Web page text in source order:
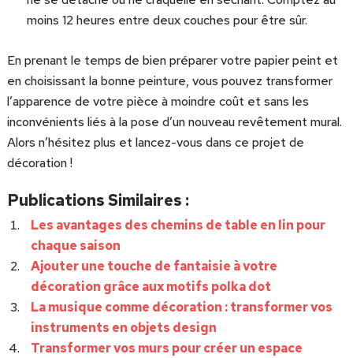
moins 12 heures entre deux couches pour être sûr.
En prenant le temps de bien préparer votre papier peint et
en choisissant la bonne peinture, vous pouvez transformer
l’apparence de votre pièce à moindre coût et sans les
inconvénients liés à la pose d’un nouveau revêtement mural.
Alors n’hésitez plus et lancez-vous dans ce projet de
décoration !
Publications Similaires :
Les avantages des chemins de table en lin pour
chaque saison
Ajouter une touche de fantaisie à votre
décoration grâce aux motifs polka dot
La musique comme décoration : transformer vos
instruments en objets design
Transformer vos murs pour créer un espace